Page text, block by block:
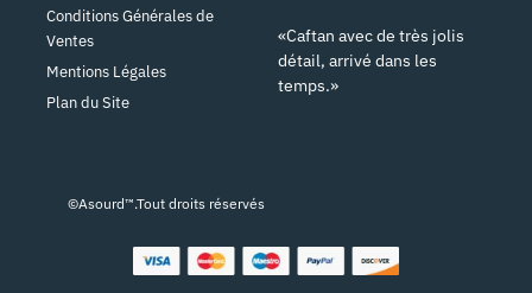
Conditions Générales de
Ventes
Mentions Légales
Plan du Site
«Caftan avec de très jolis
détail, arrivé dans les
temps.»
©Asourd™.Tout droits réservés